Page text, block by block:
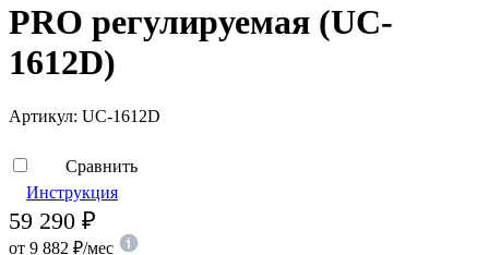
PRO регулируемая (UC-
1612D)
Артикул: UC-1612D
Сравнить
Инструкция
59 290 ₽
от 9 882 ₽/мес